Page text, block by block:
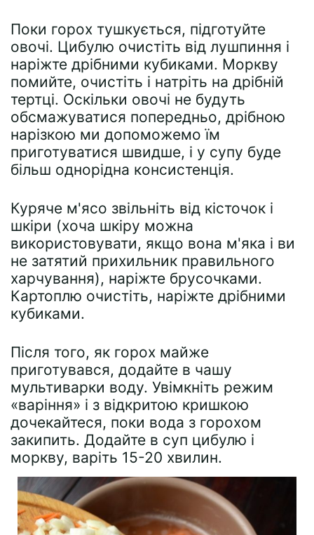
Поки горох тушкується, підготуйте
овочі. Цибулю очистіть від лушпиння і
наріжте дрібними кубиками. Моркву
помийте, очистіть і натріть на дрібній
тертці. Оскільки овочі не будуть
обсмажуватися попередньо, дрібною
нарізкою ми допоможемо їм
приготуватися швидше, і у супу буде
більш однорідна консистенція.
Куряче м'ясо звільніть від кісточок і
шкіри (хоча шкіру можна
використовувати, якщо вона м'яка і ви
не затятий прихильник правильного
харчування), наріжте брусочками.
Картоплю очистіть, наріжте дрібними
кубиками.
Після того, як горох майже
приготувався, додайте в чашу
мультиварки воду. Увімкніть режим
«варіння» і з відкритою кришкою
дочекайтеся, поки вода з горохом
закипить. Додайте в суп цибулю і
моркву, варіть 15-20 хвилин.